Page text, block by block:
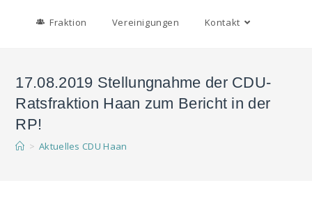
Fraktion Vereinigungen Kontakt
17.08.2019 Stellungnahme der CDU-
Ratsfraktion Haan zum Bericht in der
RP!
> Aktuelles CDU Haan